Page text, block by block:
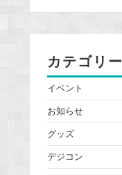
カテゴリー
イベント
お知らせ
グッズ
デジコン